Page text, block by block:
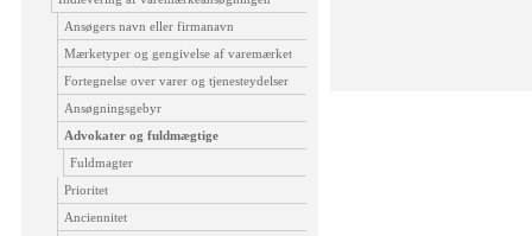
Ansøgers navn eller firmanavn
Mærketyper og gengivelse af varemærket
Fortegnelse over varer og tjenesteydelser
Ansøgningsgebyr
Advokater og fuldmægtige
Fuldmagter
Prioritet
Anciennitet